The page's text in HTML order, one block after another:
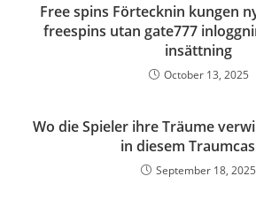
Free spins Förtecknin kungen
freespins utan gate777
insättning
October 13, 2025
Wo die Spieler ihre Träume
in diesem
September 18, 2025